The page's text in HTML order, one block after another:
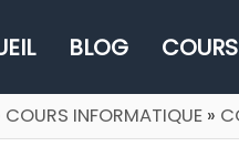
BLOG
COURS INFORMATIQUE »